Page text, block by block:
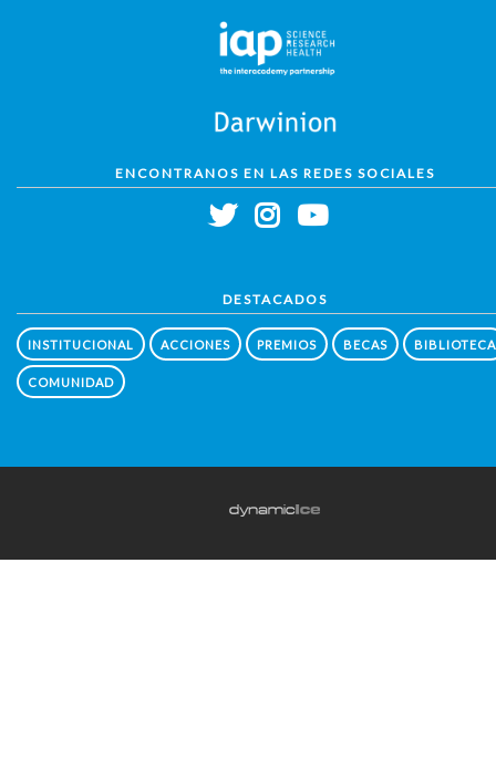
ENCONTRANOS EN LAS REDES SOCIALES
DESTACADOS
INSTITUCIONAL ACCIONES PREMIOS BECAS BIBLIOTECA
COMUNIDAD